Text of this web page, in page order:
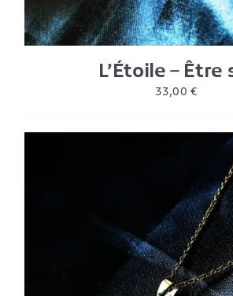
L’Étoile – Être
33,00€